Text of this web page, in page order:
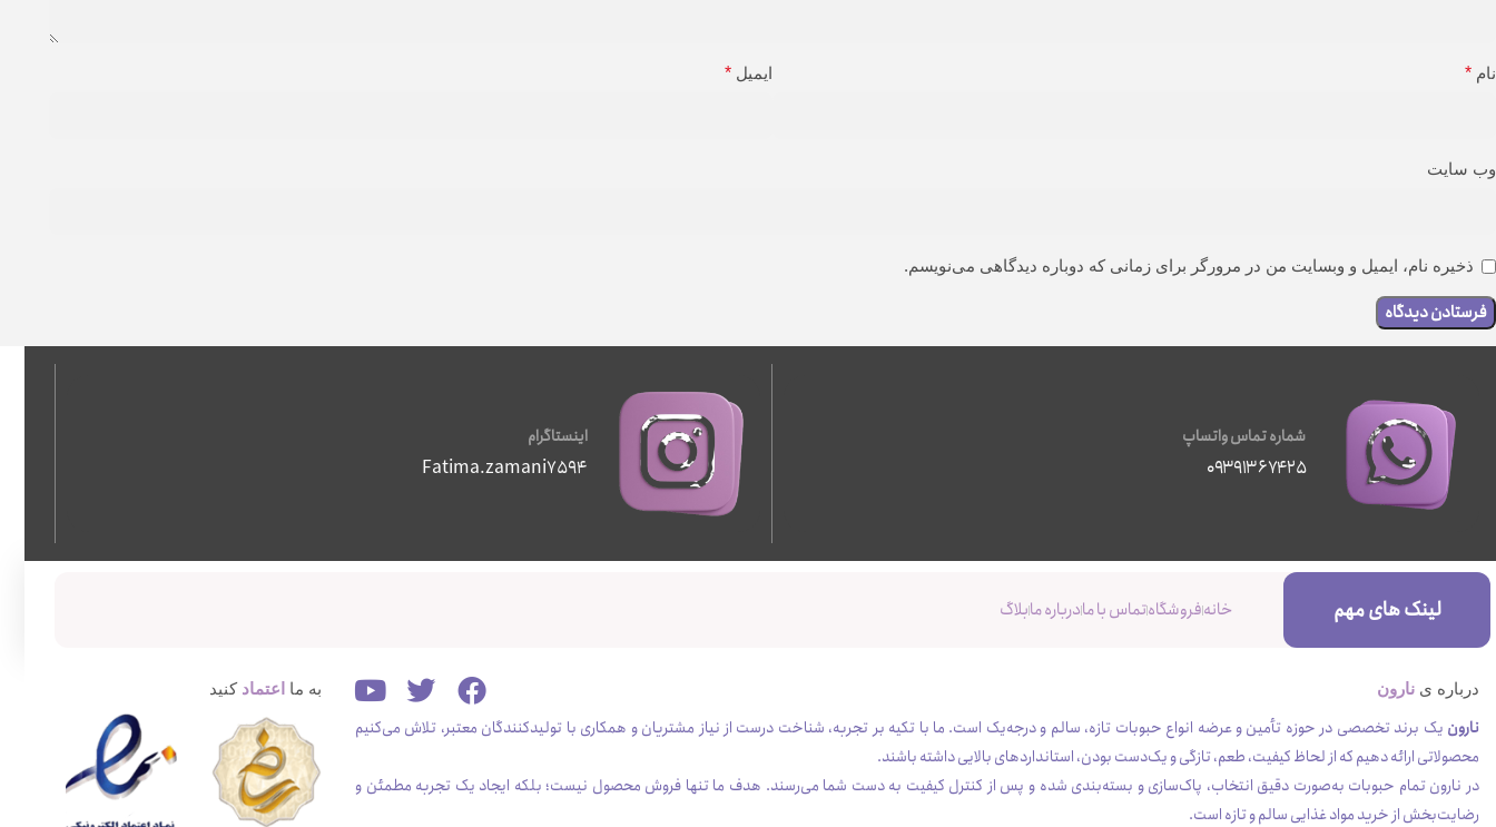
نام * ایمیل *
وب‌ سایت
ذخیره نام، ایمیل و وبسایت من در مرورگر برای زمانی که دوباره دیدگاهی می‌نویسم.
شماره تماس واتساپ
۰۹۳۹۱۳۶۷۴۲۵
اینستاگرام
Fatima.zamani7594
لینک های مهم خانهفروشگاهتماس با مادرباره مابلاگ
درباره ی نارون
نارون یک برند تخصصی در حوزه تأمین و عرضه انواع حبوبات تازه، سالم و درجه‌یک است. ما با تکیه بر تجربه، شناخت درست از نیاز مشتریان و همکاری با تولیدکنندگان معتبر، تلاش می‌کنیم
محصولاتی ارائه دهیم که از لحاظ کیفیت، طعم، تازگی و یک‌دست بودن، استانداردهای بالایی داشته باشند.
در نارون تمام حبوبات به‌صورت دقیق انتخاب، پاک‌سازی و بسته‌بندی شده و پس از کنترل کیفیت به دست شما می‌رسند. هدف ما تنها فروش محصول نیست؛ بلکه ایجاد یک تجربه مطمئن و
رضایت‌بخش از خرید مواد غذایی سالم و تازه است.
به ما اعتماد کنید